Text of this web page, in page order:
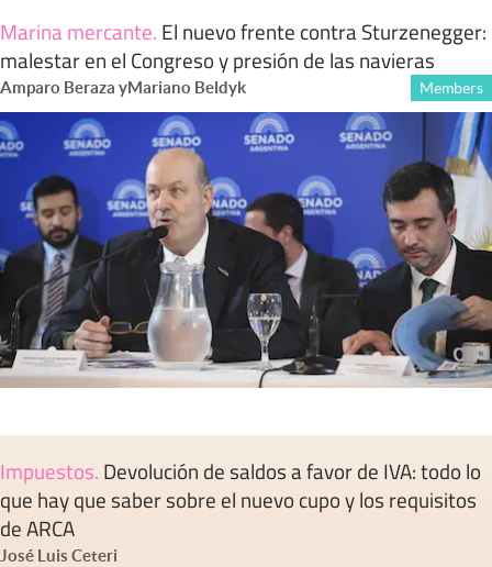
Marina mercante. El nuevo frente contra Sturzenegger:
malestar en el Congreso y presión de las navieras
Amparo Beraza yMariano Beldyk Members
Impuestos. Devolución de saldos a favor de IVA: todo lo
que hay que saber sobre el nuevo cupo y los requisitos
de ARCA
José Luis Ceteri